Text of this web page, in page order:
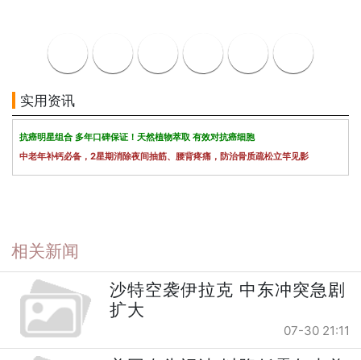
实用资讯
抗癌明星组合 多年口碑保证！天然植物萃取 有效对抗癌细胞
中老年补钙必备，2星期消除夜间抽筋、腰背疼痛，防治骨质疏松立竿见影
相关新闻
沙特空袭伊拉克 中东冲突急剧
扩大
07-30 21:11